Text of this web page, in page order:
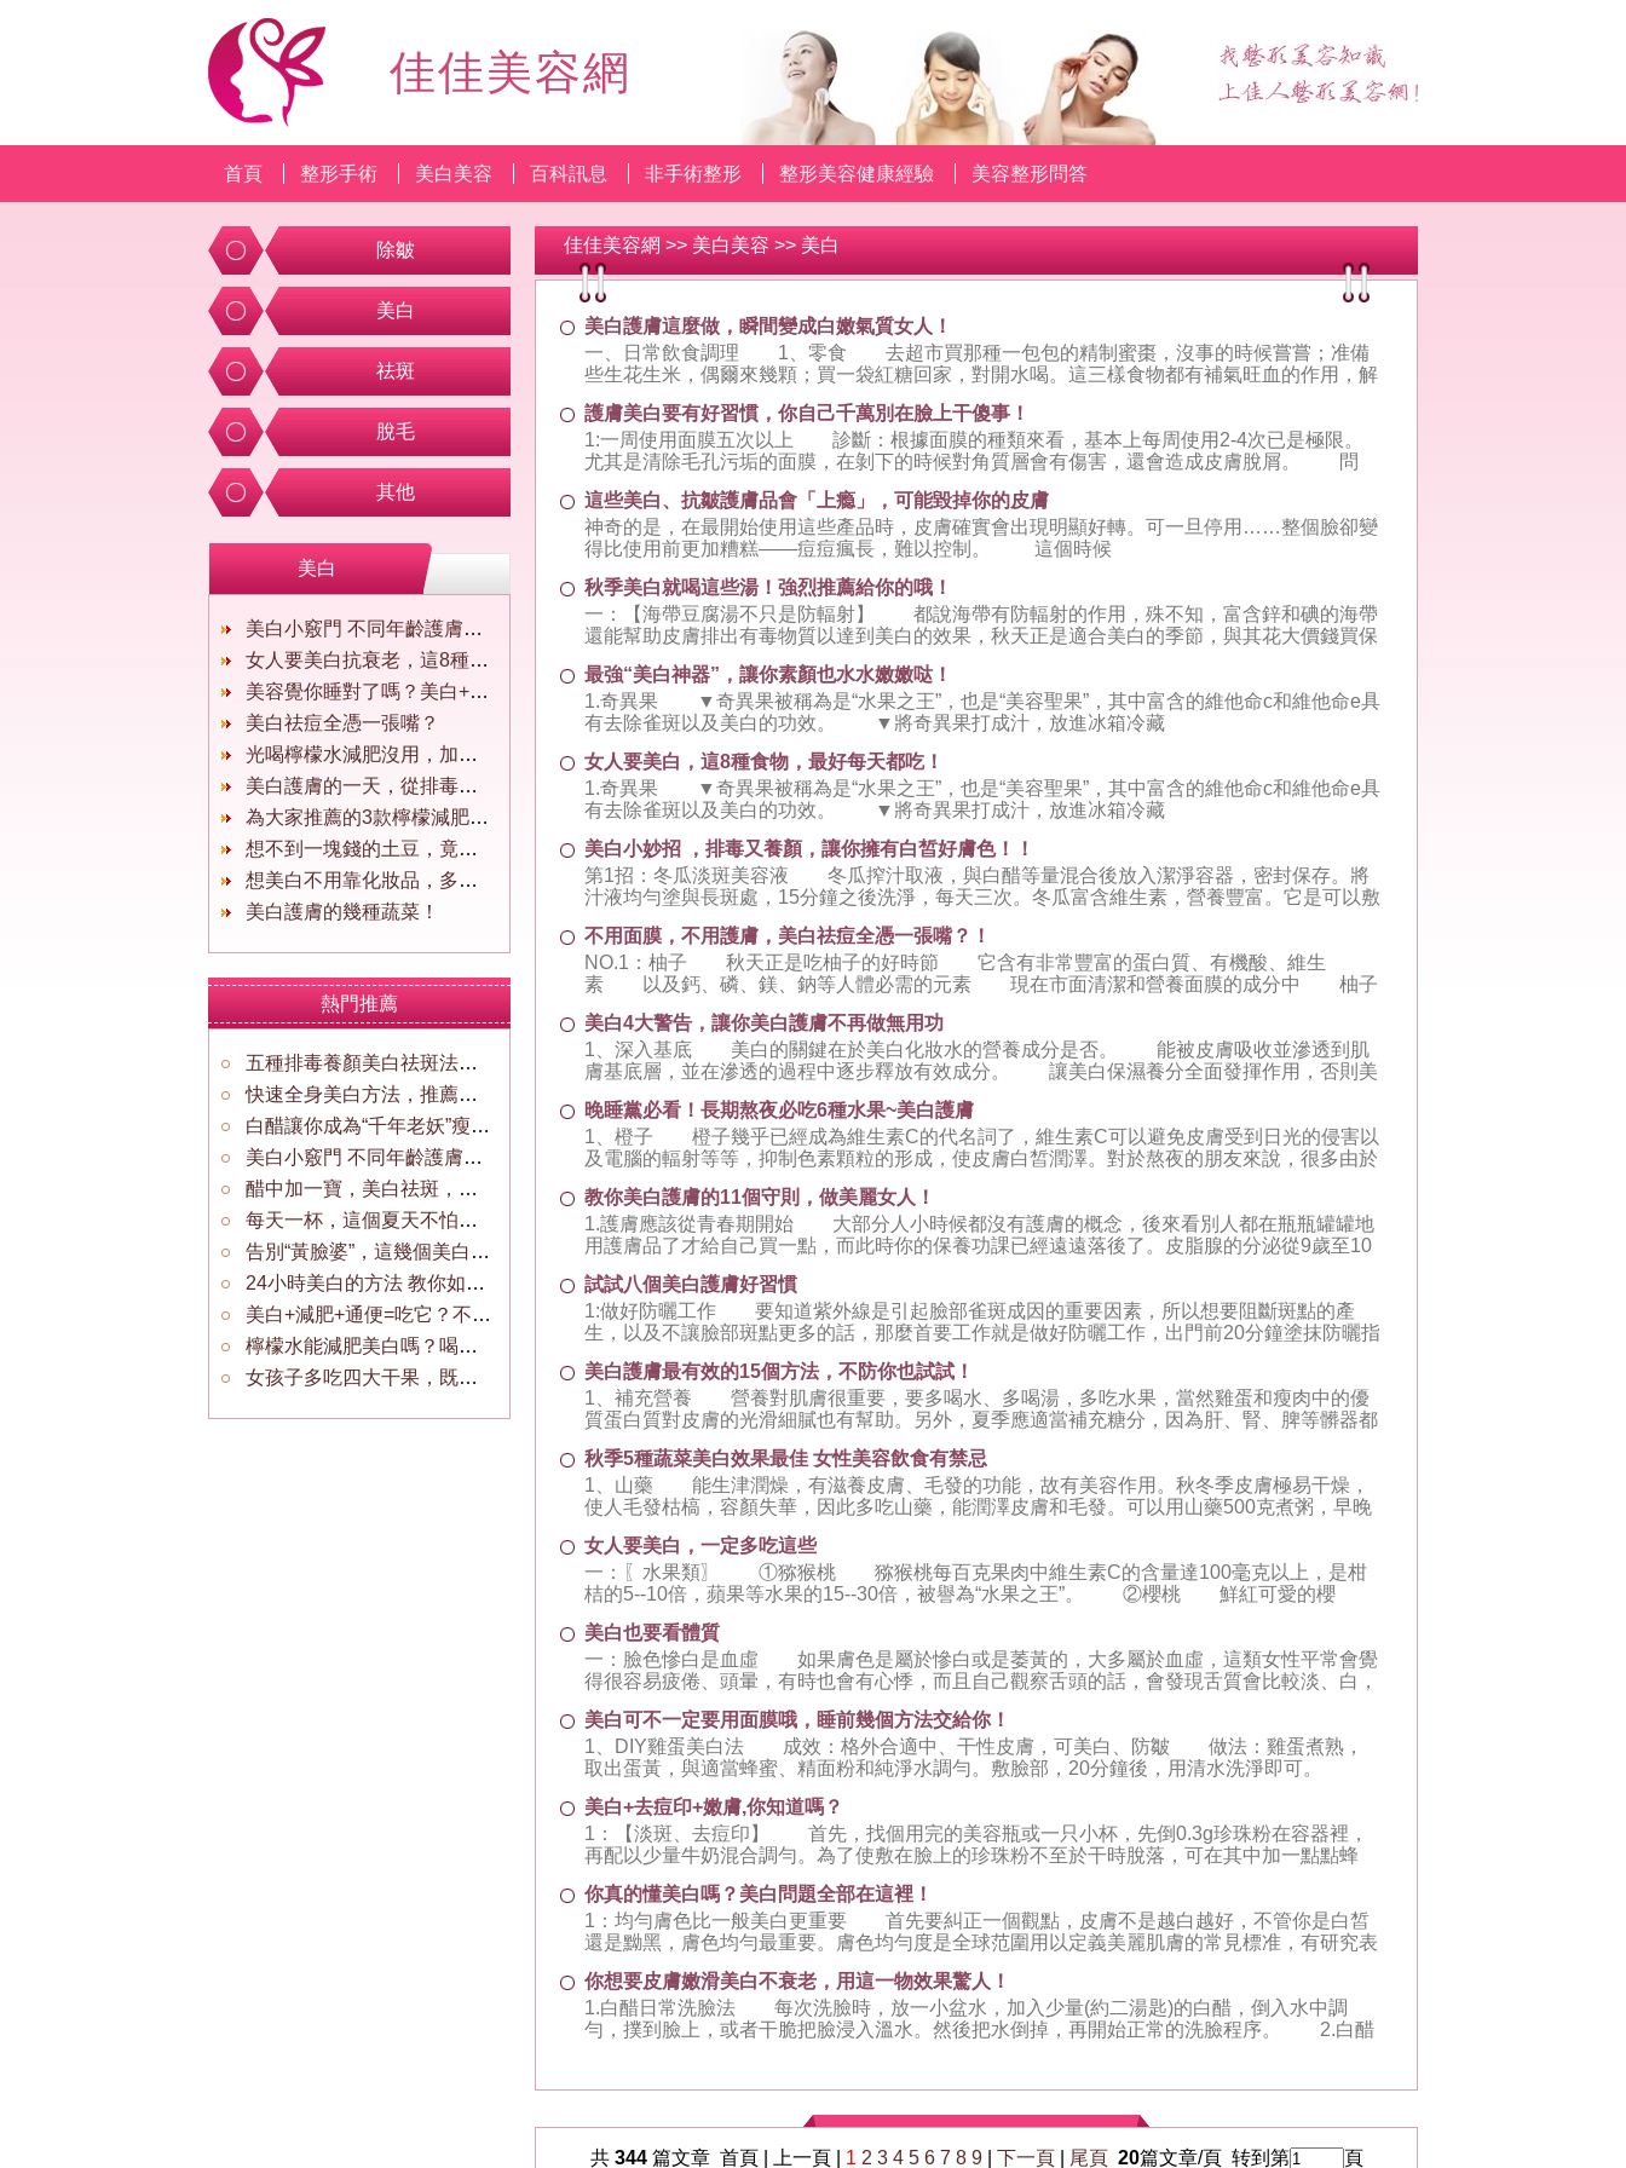
佳佳美容網
首頁 整形手術 美白美容 百科訊息 非手術整形 整形美容健康經驗 美容整形問答
佳佳美容網 >> 美白美容 >> 美白
美白護膚這麼做，瞬間變成白嫩氣質女人！
一、日常飲食調理 1、零食 去超市買那種一包包的精制蜜棗，沒事的時候嘗嘗；准備
些生花生米，偶爾來幾顆；買一袋紅糖回家，對開水喝。這三樣食物都有補氣旺血的作用，解
護膚美白要有好習慣，你自己千萬別在臉上干傻事！
1:一周使用面膜五次以上 診斷：根據面膜的種類來看，基本上每周使用2-4次已是極限。
尤其是清除毛孔污垢的面膜，在剝下的時候對角質層會有傷害，還會造成皮膚脫屑。 問
這些美白、抗皺護膚品會「上瘾」，可能毀掉你的皮膚
神奇的是，在最開始使用這些產品時，皮膚確實會出現明顯好轉。可一旦停用……整個臉卻變
得比使用前更加糟糕——痘痘瘋長，難以控制。 這個時候
秋季美白就喝這些湯！強烈推薦給你的哦！
一：【海帶豆腐湯不只是防輻射】 都說海帶有防輻射的作用，殊不知，富含鋅和碘的海帶
還能幫助皮膚排出有毒物質以達到美白的效果，秋天正是適合美白的季節，與其花大價錢買保
最強“美白神器”，讓你素顏也水水嫩嫩哒！
1.奇異果 ▼奇異果被稱為是“水果之王”，也是“美容聖果”，其中富含的維他命c和維他命e具
有去除雀斑以及美白的功效。 ▼將奇異果打成汁，放進冰箱冷藏
女人要美白，這8種食物，最好每天都吃！
1.奇異果 ▼奇異果被稱為是“水果之王”，也是“美容聖果”，其中富含的維他命c和維他命e具
有去除雀斑以及美白的功效。 ▼將奇異果打成汁，放進冰箱冷藏
美白小妙招 ，排毒又養顏，讓你擁有白皙好膚色！！
第1招：冬瓜淡斑美容液 冬瓜搾汁取液，與白醋等量混合後放入潔淨容器，密封保存。將
汁液均勻塗與長斑處，15分鐘之後洗淨，每天三次。冬瓜富含維生素，營養豐富。它是可以敷
不用面膜，不用護膚，美白祛痘全憑一張嘴？！
NO.1：柚子 秋天正是吃柚子的好時節 它含有非常豐富的蛋白質、有機酸、維生
素 以及鈣、磷、鎂、鈉等人體必需的元素 現在市面清潔和營養面膜的成分中 柚子
美白4大警告，讓你美白護膚不再做無用功
1、深入基底 美白的關鍵在於美白化妝水的營養成分是否。 能被皮膚吸收並滲透到肌
膚基底層，並在滲透的過程中逐步釋放有效成分。 讓美白保濕養分全面發揮作用，否則美
晚睡黨必看！長期熬夜必吃6種水果~美白護膚
1、橙子 橙子幾乎已經成為維生素C的代名詞了，維生素C可以避免皮膚受到日光的侵害以
及電腦的輻射等等，抑制色素顆粒的形成，使皮膚白皙潤澤。對於熬夜的朋友來說，很多由於
教你美白護膚的11個守則，做美麗女人！
1.護膚應該從青春期開始 大部分人小時候都沒有護膚的概念，後來看別人都在瓶瓶罐罐地
用護膚品了才給自己買一點，而此時你的保養功課已經遠遠落後了。皮脂腺的分泌從9歲至10
試試八個美白護膚好習慣
1:做好防曬工作 要知道紫外線是引起臉部雀斑成因的重要因素，所以想要阻斷斑點的產
生，以及不讓臉部斑點更多的話，那麼首要工作就是做好防曬工作，出門前20分鐘塗抹防曬指
美白護膚最有效的15個方法，不防你也試試！
1、補充營養 營養對肌膚很重要，要多喝水、多喝湯，多吃水果，當然雞蛋和瘦肉中的優
質蛋白質對皮膚的光滑細膩也有幫助。另外，夏季應適當補充糖分，因為肝、腎、脾等髒器都
秋季5種蔬菜美白效果最佳 女性美容飲食有禁忌
1、山藥 能生津潤燥，有滋養皮膚、毛發的功能，故有美容作用。秋冬季皮膚極易干燥，
使人毛發枯槁，容顏失華，因此多吃山藥，能潤澤皮膚和毛發。可以用山藥500克煮粥，早晚
女人要美白，一定多吃這些
一：〖水果類〗 ①猕猴桃 猕猴桃每百克果肉中維生素C的含量達100毫克以上，是柑
桔的5--10倍，蘋果等水果的15--30倍，被譽為“水果之王”。 ②櫻桃 鮮紅可愛的櫻
美白也要看體質
一：臉色慘白是血虛 如果膚色是屬於慘白或是萎黃的，大多屬於血虛，這類女性平常會覺
得很容易疲倦、頭暈，有時也會有心悸，而且自己觀察舌頭的話，會發現舌質會比較淡、白，
美白可不一定要用面膜哦，睡前幾個方法交給你！
1、DIY雞蛋美白法 成效：格外合適中、干性皮膚，可美白、防皺 做法：雞蛋煮熟，
取出蛋黃，與適當蜂蜜、精面粉和純淨水調勻。敷臉部，20分鐘後，用清水洗淨即可。
美白+去痘印+嫩膚,你知道嗎？
1：【淡斑、去痘印】 首先，找個用完的美容瓶或一只小杯，先倒0.3g珍珠粉在容器裡，
再配以少量牛奶混合調勻。為了使敷在臉上的珍珠粉不至於干時脫落，可在其中加一點點蜂
你真的懂美白嗎？美白問題全部在這裡！
1：均勻膚色比一般美白更重要 首先要糾正一個觀點，皮膚不是越白越好，不管你是白皙
還是黝黑，膚色均勻最重要。膚色均勻度是全球范圍用以定義美麗肌膚的常見標准，有研究表
你想要皮膚嫩滑美白不衰老，用這一物效果驚人！
1.白醋日常洗臉法 每次洗臉時，放一小盆水，加入少量(約二湯匙)的白醋，倒入水中調
勻，撲到臉上，或者干脆把臉浸入溫水。然後把水倒掉，再開始正常的洗臉程序。 2.白醋
共 344篇文章 首頁 | 上一頁 | 1 2 3 4 5 6 7 8 9| 下一頁| 尾頁 20篇文章/頁 转到第 頁
除皺
美白
祛斑
脫毛
其他
美白
美白小竅門 不同年齡護膚方法大不同
女人要美白抗衰老，這8種水果一定不能少！
美容覺你睡對了嗎？美白+抗老+補水這樣做!
美白祛痘全憑一張嘴？
光喝檸檬水減肥沒用，加點這：能讓你瘦12斤、美白祛痘！
美白護膚的一天，從排毒早餐開始！你不可不知道！
為大家推薦的3款檸檬減肥食譜，讓你輕松減肥又美白
想不到一塊錢的土豆，竟然可以美白祛斑
想美白不用靠化妝品，多吃它就行了！
美白護膚的幾種蔬菜！
熱門推薦
五種排毒養顏美白祛斑法，讓你擁有紅潤好膚色！
快速全身美白方法，推薦幾個食療小竅門！
白醋讓你成為“千年老妖”瘦身美白祛斑， 效果驚人！
美白小竅門 不同年齡護膚方法大不同
醋中加一寶，美白祛斑，解決最常見的13種小毛病！
每天一杯，這個夏天不怕被曬黑，美白延緩衰老！
告別“黃臉婆”，這幾個美白的誤區你要注意了！
24小時美白的方法 教你如何美白護膚
美白+減肥+通便=吃它？不防你來試試！
檸檬水能減肥美白嗎？喝之前，這 6 個真相需要知道
女孩子多吃四大干果，既健康又美白養顏！